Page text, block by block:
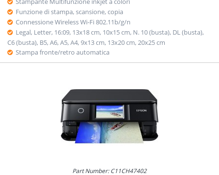
Funzione di stampa, scansione, copia
Connessione Wireless Wi-Fi 802.11b/g/n
Legal, Letter, 16:09, 13x18 cm, 10x15 cm, N. 10 (busta), DL (busta),
C6 (busta), B5, A6, A5, A4, 9x13 cm, 13x20 cm, 20x25 cm
Stampa fronte/retro automatica
Part Number: C11CH47402